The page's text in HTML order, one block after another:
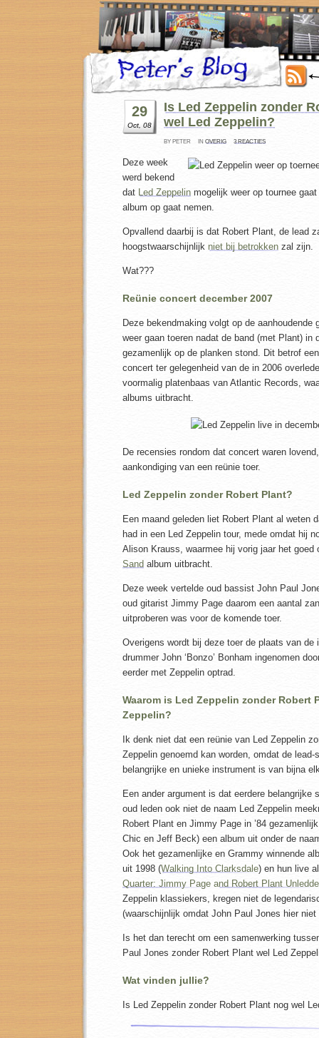
29
Oct, 08
Is Led Zeppelin zonder
wel Led Zeppelin?
BY PETER IN OVERIG 3 REACTIES
Deze week
werd bekend
dat Led Zeppelin mogelijk weer op tournee
album op gaat nemen.
Opvallend daarbij is dat Robert Plant, de lead
hoogstwaarschijnlijk niet bij betrokken zal zijn.
Wat???
Reünie concert december 2007
Deze bekendmaking volgt op de aanhoudende
weer gaan toeren nadat de band (met Plant) in
gezamenlijk op de planken stond. Dit betrof
concert ter gelegenheid van de in 2006
voormalig platenbaas van Atlantic Records,
albums uitbracht.
De recensies rondom dat concert waren
aankondiging van een reünie toer.
Led Zeppelin zonder Robert Plant?
Een maand geleden liet Robert Plant al weten
had in een Led Zeppelin tour, mede omdat hij
Alison Krauss, waarmee hij vorig jaar het goed
Sand album uitbracht.
Deze week vertelde oud bassist John Paul
oud gitarist Jimmy Page daarom een aantal
uitproberen was voor de komende toer.
Overigens wordt bij deze toer de plaats van de
drummer John ‘Bonzo’ Bonham ingenomen
eerder met Zeppelin optrad.
Waarom is Led Zeppelin zonder Robert
Zeppelin?
Ik denk niet dat een reünie van Led Zeppelin
Zeppelin genoemd kan worden, omdat de
belangrijke en unieke instrument is van bijna
Een ander argument is dat eerdere belangrijke
oud leden ook niet de naam Led Zeppelin
Robert Plant en Jimmy Page in ’84
Chic en Jeff Beck) een album uit onder de
Ook het gezamenlijke en Grammy winnende
uit 1998 (Walking Into Clarksdale) en hun live
Quarter: Jimmy Page and Robert Plant
Zeppelin klassiekers, kregen niet de
(waarschijnlijk omdat John Paul Jones hier
Is het dan terecht om een samenwerking
Paul Jones zonder Robert Plant wel Led
Wat vinden jullie?
Is Led Zeppelin zonder Robert Plant nog wel